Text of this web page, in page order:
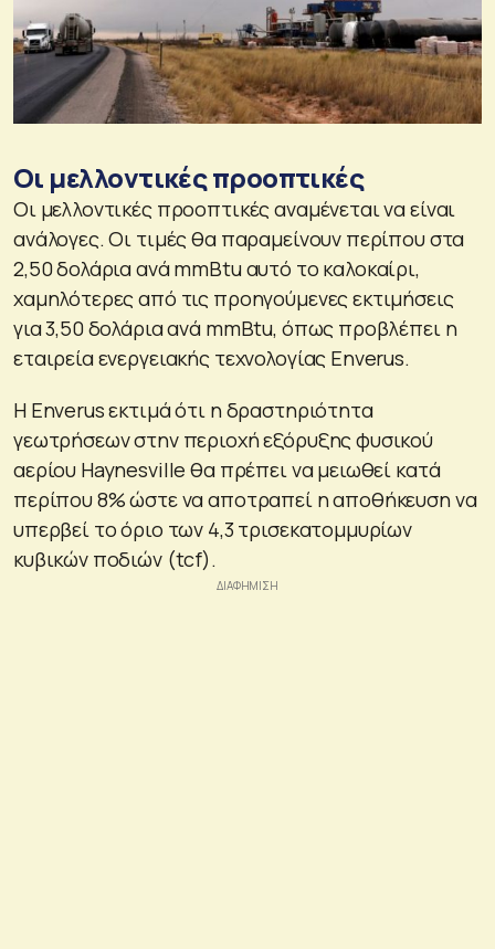
Οι μελλοντικές προοπτικές
Οι μελλοντικές προοπτικές αναμένεται να είναι
ανάλογες. Οι τιμές θα παραμείνουν περίπου στα
2,50 δολάρια ανά mmBtu αυτό το καλοκαίρι,
χαμηλότερες από τις προηγούμενες εκτιμήσεις
για 3,50 δολάρια ανά mmBtu, όπως προβλέπει η
εταιρεία ενεργειακής τεχνολογίας Enverus.
Η Enverus εκτιμά ότι η δραστηριότητα
γεωτρήσεων στην περιοχή εξόρυξης φυσικού
αερίου Haynesville θα πρέπει να μειωθεί κατά
περίπου 8% ώστε να αποτραπεί η αποθήκευση να
υπερβεί το όριο των 4,3 τρισεκατομμυρίων
κυβικών ποδιών (tcf).